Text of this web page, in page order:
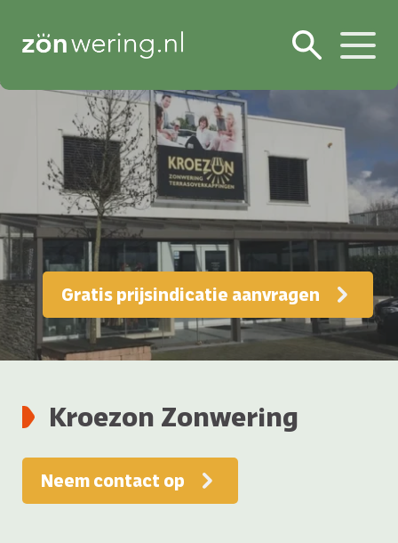
Gratis prijsindicatie aanvragen
Kroezon Zonwering
Neem contact op